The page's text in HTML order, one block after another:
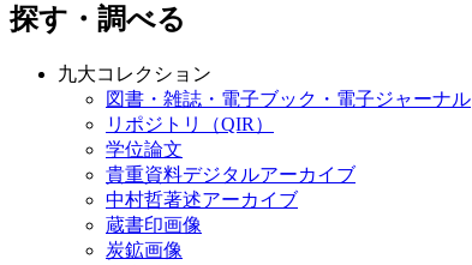
探す・調べる
九大コレクション
図書・雑誌・電子ブック・電子ジャーナル
リポジトリ（QIR）
学位論文
貴重資料デジタルアーカイブ
中村哲著述アーカイブ
蔵書印画像
炭鉱画像